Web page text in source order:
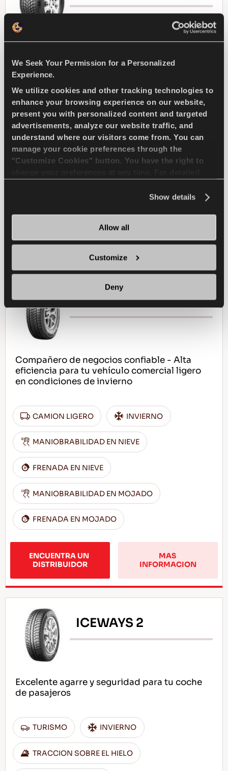
We Seek Your Permission for a Personalized
Experience.
We utilize cookies and other tracking technologies to
enhance your browsing experience on our website,
present you with personalized content and targeted
advertisements, analyze our website traffic, and
understand where our visitors come from. You can
manage your cookie preferences through the
"Customize Cookies" button. You have the right to
Show details
Allow all
Customize
Deny
cómodo para tu coche de pasajeros
TURISMO INVIERNO
MANIOBRABILIDAD EN NIEVE
FRENADA EN NIEVE
FRENADA EN MOJADO
DISTRIBUIDOR
INFORMACION
WINTUS 2
Compañero de negocios confiable - Alta
eficiencia para tu vehículo comercial ligero
en condiciones de invierno
CAMION LIGERO INVIERNO
MANIOBRABILIDAD EN NIEVE
FRENADA EN NIEVE
MANIOBRABILIDAD EN MOJADO
FRENADA EN MOJADO
ENCUENTRA UN
DISTRIBUIDOR
MAS
INFORMACION
ICEWAYS 2
Excelente agarre y seguridad para tu coche
de pasajeros
TURISMO INVIERNO
TRACCION SOBRE EL HIELO